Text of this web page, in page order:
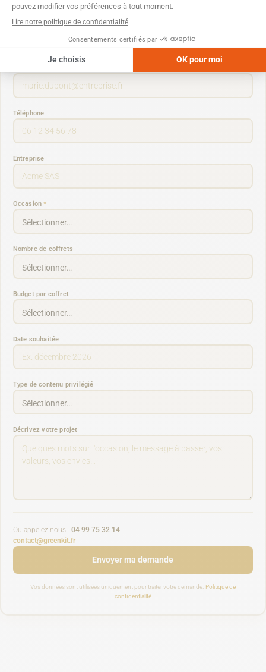
Nom*
Téléphone
Entreprise
Occasion*
Nombre de coffrets
Budget par coffret
Date souhaitée
Type de contenu privilégié
Décrivez votre projet
Ou appelez-nous : 04 99 75 32 14
contact@greenkit.fr
Envoyer ma demande
Vos données sont utilisées uniquement pour traiter votre demande. Politique de
confidentialité